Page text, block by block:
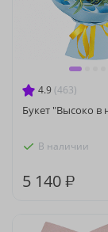
4.9 (463)
Букет "Высоко в
В наличии
5 140 ₽